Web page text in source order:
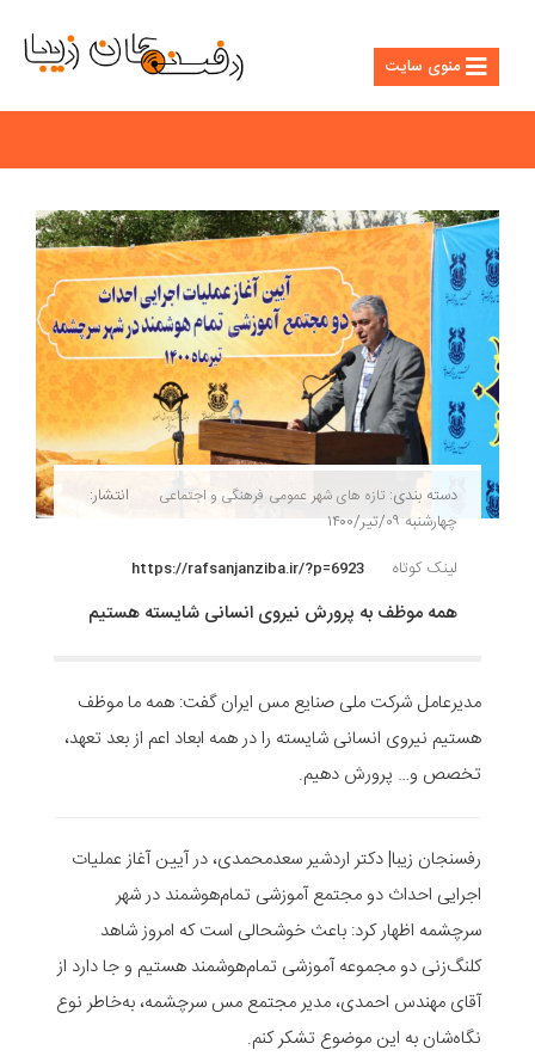
منوی سایت
دسته بندی: تازه های شهر عمومی فرهنگی و اجتماعی
انتشار:
چهارشنبه ۰۹/تیر/۱۴۰۰
لینک کوتاه
https://rafsanjanziba.ir/?p=6923
همه موظف به پرورش نیروی انسانی شایسته هستیم
مدیرعامل شرکت ملی صنایع مس ایران گفت: همه ما موظف
هستیم نیروی انسانی شایسته را در همه ابعاد اعم از بعد تعهد،
تخصص و… پرورش دهیم.
رفسنجان زیبا| دکتر اردشیر سعدمحمدی، در آیین آغاز عملیات
اجرایی احداث دو مجتمع آموزشی تمام‌هوشمند در شهر
سرچشمه اظهار کرد: باعث خوشحالی است که امروز شاهد
کلنگ‌زنی دو مجموعه آموزشی تمام‌هوشمند هستیم و جا دارد از
آقای مهندس احمدی، مدیر مجتمع مس سرچشمه، به‌خاطر نوع
نگاه‌شان به این موضوع تشکر کنم.